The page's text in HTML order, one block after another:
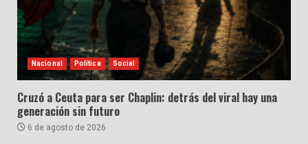
Nacional Política Social
Cruzó a Ceuta para ser Chaplin: detrás del viral hay una
generación sin futuro
6 de agosto de 2026